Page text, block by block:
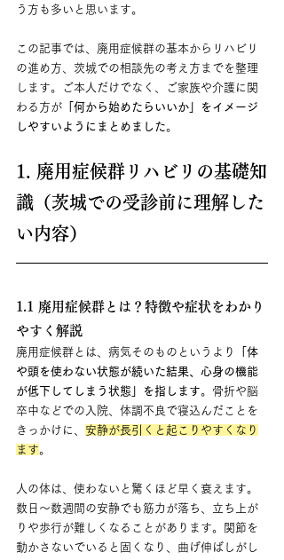
う方も多いと思います。
この記事では、廃用症候群の基本からリハビリ
の進め方、茨城での相談先の考え方までを整理
します。ご本人だけでなく、ご家族や介護に関
わる方が 「何から始めたらいいか」をイメージ
しやすいようにまとめました。
1. 廃用症候群リハビリの基礎知
識（茨城での受診前に理解した
い内容）
1.1 廃用症候群とは？特徴や症状をわかり
やすく解説
廃用症候群とは、病気そのものというより
「体
や頭を使わない状態が続いた結果、心身の機能
が低下してしまう状態」を指します。骨折や脳
卒中などでの入院、体調不良で寝込んだことを
きっかけに、 安静が長引くと起こりやすくなり
ます。
人の体は、使わないと驚くほど早く衰えます。
数日〜数週間の安静でも筋力が落ち、立ち上が
りや歩行が難しくなることがあります。関節を
動かさないでいると固くなり、曲げ伸ばしがし